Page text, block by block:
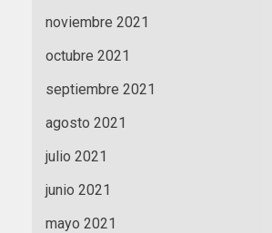
noviembre 2021
octubre 2021
septiembre 2021
agosto 2021
julio 2021
junio 2021
mayo 2021